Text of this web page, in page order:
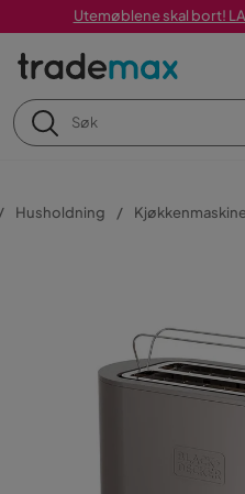
Utemøblene skal bort!
Husholdning